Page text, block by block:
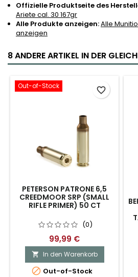
Offizielle Produktseite des
Ariete cal. 30 167gr
Alle Produkte anzeigen:Alle
anzeigen
8 ANDERE ARTIKEL IN DER
Out-of-Stock
PETERSON PATRONE 6,5
CREEDMOOR SRP (SMALL
RIFLE PRIMER) 50 CT
(0)
99,99 €
 In den Warenkorb
 Out-of-Stock
favorite_border